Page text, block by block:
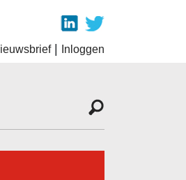
| Inloggen